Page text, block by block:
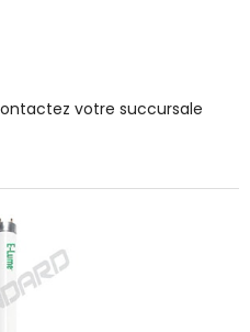
votre succursale